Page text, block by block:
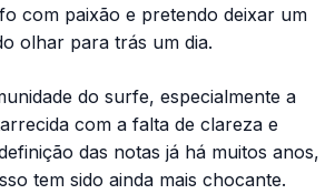
com paixão e pretendo deixar um
olhar para trás um dia.
do surfe, especialmente a
com a falta de clareza e
das notas já há muitos anos,
tem sido ainda mais chocante.